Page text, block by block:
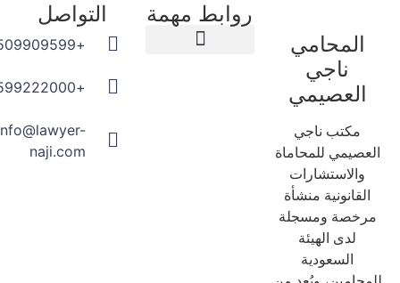
المحامي
ناجي
العصيمي
مكتب ناجي
للمحاماة
والاستشارات
منشأة
ومسجلة
لدى الهيئة
السعودية
روابط مهمة التواصل
info@lawyer-
naji.com